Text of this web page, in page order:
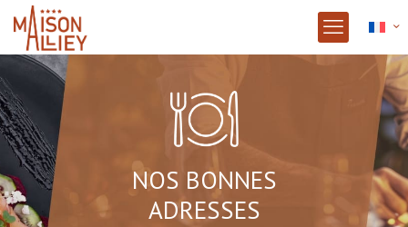
NOS BONNES
ADRESSES